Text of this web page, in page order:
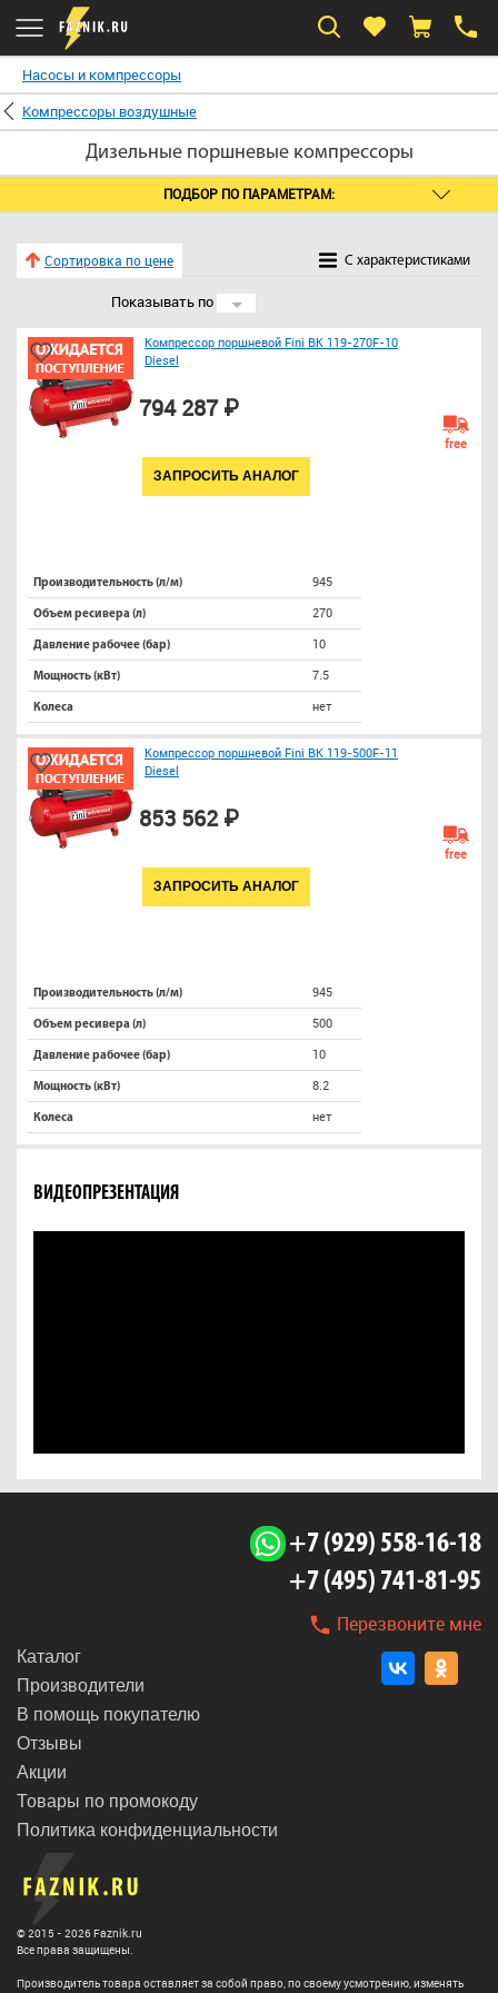
Насосы и компрессоры
Компрессоры воздушные
Дизельные поршневые компрессоры
ПОДБОР ПО ПАРАМЕТРАМ:
Сортировка по цене C характеристиками
Показывать по 24
Компрессор поршневой Fini BK 119-270F-10
Diesel
794 287 ₽
ЗАПРОСИТЬ АНАЛОГ
free
Производительность (л/м) 945
Объем ресивера (л) 270
Давление рабочее (бар) 10
Мощность (кВт) 7.5
Колеса нет
Компрессор поршневой Fini BK 119-500F-11
Diesel
853 562 ₽
ЗАПРОСИТЬ АНАЛОГ
free
Производительность (л/м) 945
Объем ресивера (л) 500
Давление рабочее (бар) 10
Мощность (кВт) 8.2
Колеса нет
ВИДЕОПРЕЗЕНТАЦИЯ
+7 (929) 558-16-18
+7 (495) 741-81-95
Перезвоните мне
Каталог
Производители
В помощь покупателю
Отзывы
Акции
Товары по промокоду
Политика конфиденциальности
© 2015 - 2026 Faznik.ru
Все права защищены.
Производитель товара оставляет за собой право, по своему усмотрению, изменять